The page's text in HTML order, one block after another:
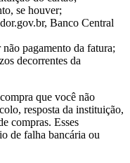
se houver;
Banco Central
pagamento da fatura;
decorrentes da
que você não
resposta da instituição,
compras. Esses
de falha bancária ou